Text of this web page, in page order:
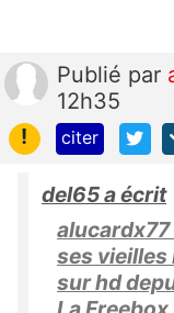
Publié par
12h35
!
citer
del65 a écrit
alucardx77
ses vieilles
sur hd